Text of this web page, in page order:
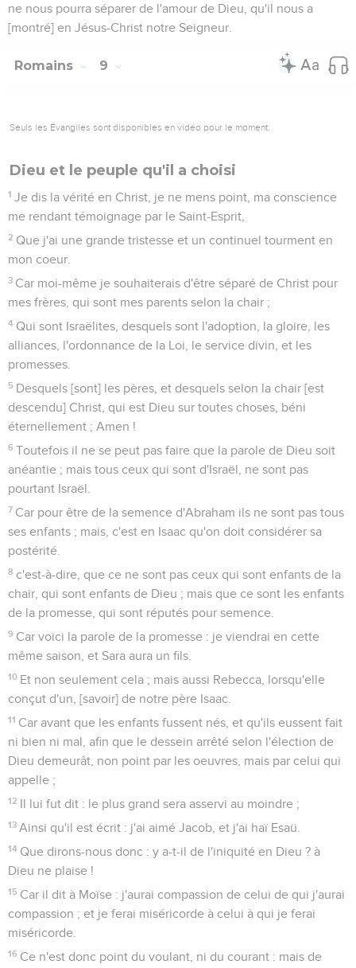
ne nous pourra séparer de l'amour de Dieu, qu'il nous a
[montré] en Jésus-Christ notre Seigneur.
Romains 9
Seuls les Évangiles sont disponibles en vidéo pour le moment.
Dieu et le peuple qu'il a choisi
1 Je dis la vérité en Christ, je ne mens point, ma conscience
me rendant témoignage par le Saint-Esprit,
2 Que j'ai une grande tristesse et un continuel tourment en
mon coeur.
3 Car moi-même je souhaiterais d'être séparé de Christ pour
mes frères, qui sont mes parents selon la chair ;
4 Qui sont Israëlites, desquels sont l'adoption, la gloire, les
alliances, l'ordonnance de la Loi, le service divin, et les
promesses.
5 Desquels [sont] les pères, et desquels selon la chair [est
descendu] Christ, qui est Dieu sur toutes choses, béni
éternellement ; Amen !
6 Toutefois il ne se peut pas faire que la parole de Dieu soit
anéantie ; mais tous ceux qui sont d'Israël, ne sont pas
pourtant Israël.
7 Car pour être de la semence d'Abraham ils ne sont pas tous
ses enfants ; mais, c'est en Isaac qu'on doit considérer sa
postérité.
8 c'est-à-dire, que ce ne sont pas ceux qui sont enfants de la
chair, qui sont enfants de Dieu ; mais que ce sont les enfants
de la promesse, qui sont réputés pour semence.
9 Car voici la parole de la promesse : je viendrai en cette
même saison, et Sara aura un fils.
10 Et non seulement cela ; mais aussi Rebecca, lorsqu'elle
conçut d'un, [savoir] de notre père Isaac.
11 Car avant que les enfants fussent nés, et qu'ils eussent fait
ni bien ni mal, afin que le dessein arrêté selon l'élection de
Dieu demeurât, non point par les oeuvres, mais par celui qui
appelle ;
12 Il lui fut dit : le plus grand sera asservi au moindre ;
13 Ainsi qu'il est écrit : j'ai aimé Jacob, et j'ai haï Esaü.
14 Que dirons-nous donc : y a-t-il de l'iniquité en Dieu ? à
Dieu ne plaise !
15 Car il dit à Moïse : j'aurai compassion de celui de qui j'aurai
compassion ; et je ferai miséricorde à celui à qui je ferai
miséricorde.
16 Ce n'est donc point du voulant, ni du courant : mais de